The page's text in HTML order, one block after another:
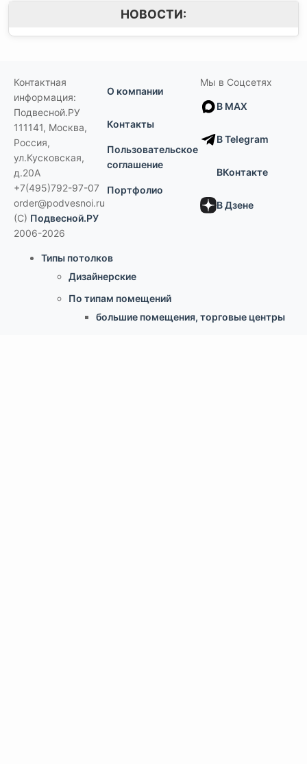
НОВОСТИ:
Контактная
информация:
Подвесной.РУ
111141, Москва,
Россия,
ул.Кусковская,
д.20А
+7(495)792-97-07
order@podvesnoi.ru
(C) Подвесной.РУ
2006-2026
О компании
Контакты
Пользовательское
соглашение
Портфолио
Мы в Соцсетях
В MAX
В Telegram
ВКонтакте
В Дзене
Типы потолков
Дизайнерские
По типам помещений
большие помещения, торговые центры